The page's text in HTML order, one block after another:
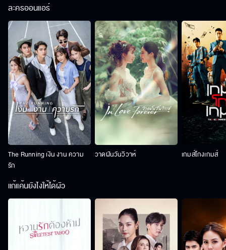
ละครออนแอร์
The Running เงิน งาน ความ
รัก
วาดฝันวันวิวาห์ เกมส์โกงเกมส์
แก้แค้นยังไงให้ได้ผัว